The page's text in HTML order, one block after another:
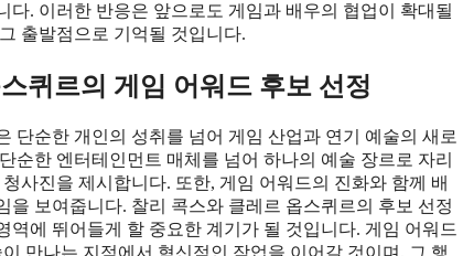
. 이러한 반응은 앞으로도 게임과 배우의 협업이 확대될
출발점으로 기억될 것입니다.
퀴르의 게임 어워드 후보 선정
단순한 개인의 성취를 넘어 게임 산업과 연기 예술의 새로
순한 엔터테인먼트 매체를 넘어 하나의 예술 장르로 자리
사진을 제시합니다. 또한, 게임 어워드의 진화와 함께 배
보여줍니다. 찰리 콕스와 클레르 옵스퀴르의 후보 선정
에 뛰어들게 할 중요한 계기가 될 것입니다. 게임 어워드